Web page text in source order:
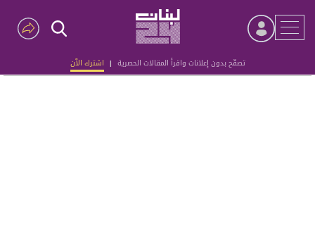
تصفّح بدون إعلانات واقرأ المقالات الحصرية | اشترك الآن
Advertisement